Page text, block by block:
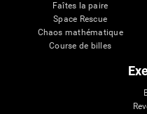
Faîtes la paire
Space Rescue
Chaos mathématique
Course de billes